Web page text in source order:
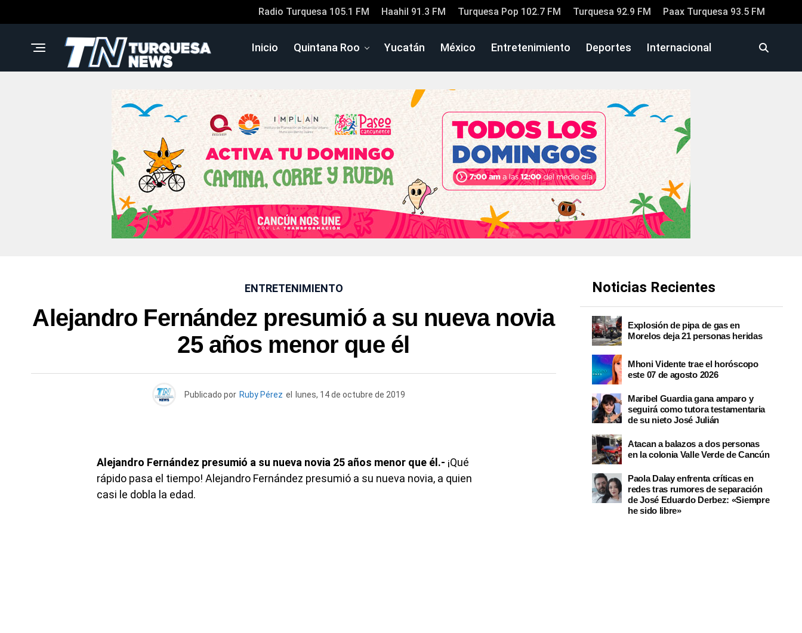
Radio Turquesa 105.1 FM Haahil 91.3 FM Turquesa Pop 102.7 FM Turquesa 92.9 FM Paax Turquesa 93.5 FM
Inicio Quintana Roo Yucatán México Entretenimiento Deportes Internacional
ENTRETENIMIENTO
Alejandro Fernández presumió a su nueva novia
25 años menor que él
Publicado por Ruby Pérez el lunes, 14 de octubre de 2019
Alejandro Fernández presumió a su nueva novia 25 años menor que él.- ¡Qué
rápido pasa el tiempo! Alejandro Fernández presumió a su nueva novia, a quien
casi le dobla la edad.
Noticias Recientes
Explosión de pipa de gas en
Morelos deja 21 personas heridas
Mhoni Vidente trae el horóscopo
este 07 de agosto 2026
Maribel Guardia gana amparo y
seguirá como tutora testamentaria
de su nieto José Julián
Atacan a balazos a dos personas
en la colonia Valle Verde de Cancún
Paola Dalay enfrenta críticas en
redes tras rumores de separación
de José Eduardo Derbez: «Siempre
he sido libre»